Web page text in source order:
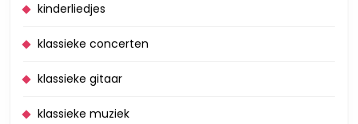
kinderliedjes
klassieke concerten
klassieke gitaar
klassieke muziek